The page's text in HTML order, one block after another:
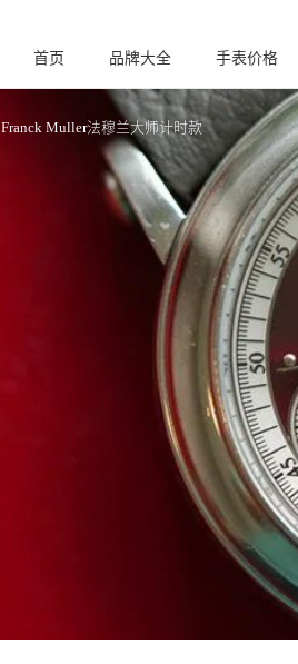
腕
首页 品牌大全 手表价格
Franck Muller法穆兰大师计时款